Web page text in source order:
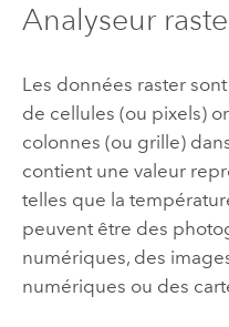
Analyseur
Les données raster
de cellules (ou pixels)
colonnes (ou grille)
contient une valeur
telles que la
peuvent être des
numériques, des
numériques ou des